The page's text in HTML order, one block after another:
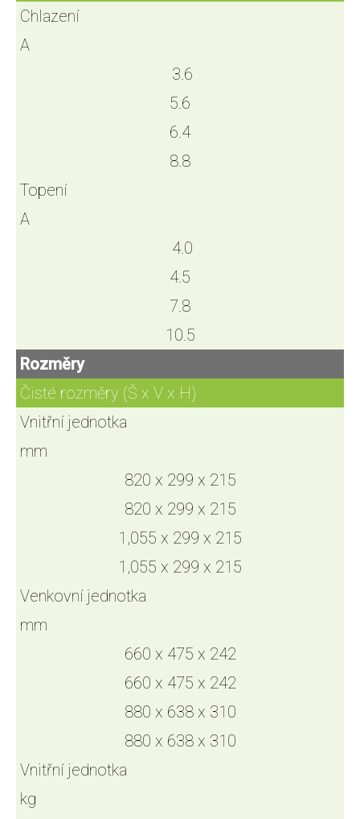
Chlazení
A
3.6
5.6
6.4
8.8
Topení
A
4.0
4.5
7.8
10.5
Rozměry
Čisté rozměry (Š x V x H)
Vnitřní jednotka
mm
820 x 299 x 215
820 x 299 x 215
1,055 x 299 x 215
1,055 x 299 x 215
Venkovní jednotka
mm
660 x 475 x 242
660 x 475 x 242
880 x 638 x 310
880 x 638 x 310
Vnitřní jednotka
kg